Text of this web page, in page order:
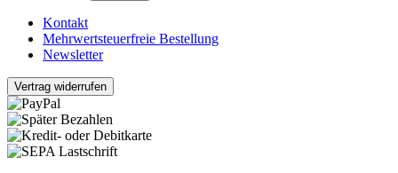
Kontakt
Mehrwertsteuerfreie Bestellung
Newsletter
Vertrag widerrufen